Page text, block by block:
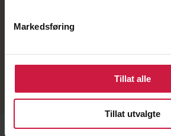
Markedsføring
Tillat alle
Tillat utvalgte